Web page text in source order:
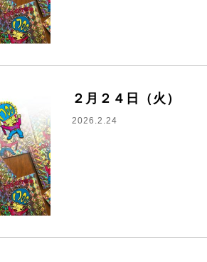
２月２４日（火）
2026.2.24